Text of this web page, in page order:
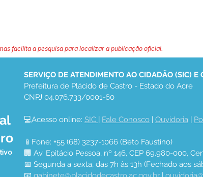
facilita a pesquisa para localizar a publicação oficial.
SERVIÇO DE ATENDIMENTO AO CIDADÃO (SIC) E
Prefeitura de Plácido de Castro - Estado do Acre
CNPJ 04.076.733/0001-60
💻Acesso online: SIC | Fale Conosco | Ouvidoria |
📱Fone: +55 (68) 3237-1066 (Beto Faustino)
🏢 Av. Epitácio Pessoa, nº 146, CEP 69.980-000,
📅 Segunda a sexta, das 7h às 13h (Fechado aos